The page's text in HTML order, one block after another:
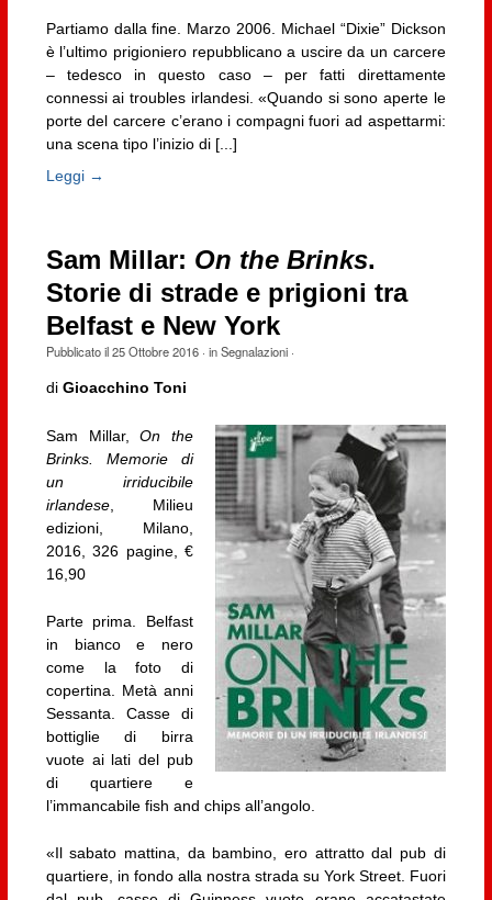
Partiamo dalla fine. Marzo 2006. Michael “Dixie” Dickson
è l’ultimo prigioniero repubblicano a uscire da un carcere
– tedesco in questo caso – per fatti direttamente
connessi ai troubles irlandesi. «Quando si sono aperte le
porte del carcere c’erano i compagni fuori ad aspettarmi:
una scena tipo l’inizio di [...]
Leggi →
Sam Millar: On the Brinks.
Storie di strade e prigioni tra
Belfast e New York
Pubblicato il25 Ottobre 2016· inSegnalazioni·
di Gioacchino Toni
Sam Millar,On the
Brinks. Memorie di
un irriducibile
irlandese, Milieu
edizioni, Milano,
2016, 326 pagine, €
16,90
Parte prima. Belfast
in bianco e nero
come la foto di
copertina. Metà anni
Sessanta. Casse di
bottiglie di birra
vuote ai lati del pub
di quartiere e
l’immancabile fish and chips all’angolo.
«Il sabato mattina, da bambino, ero attratto dal pub di
quartiere, in fondo alla nostra strada su York Street. Fuori